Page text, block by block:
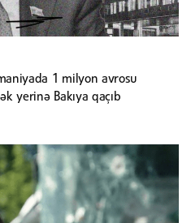
1 milyon avrosu
yerinə Bakıya qaçıb